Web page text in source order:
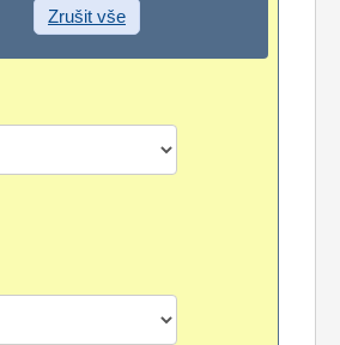
Zrušit vše